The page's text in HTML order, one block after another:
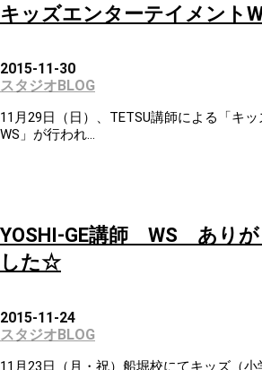
キッズエンターテイメント
2015-11-30
スタジオBLOG
11月29日（日）、TETSU講師による「キ
WS」が行われ...
YOSHI-GE講師 WS ありが
した☆
2015-11-24
スタジオBLOG
11月23日（月・祝）船堀校にてキッズ（小